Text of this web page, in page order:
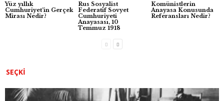
Yüz yıllık
Cumhuriyet’in Gerçek
Mirası Nedir?
Rus Sosyalist
Federatif Sovyet
Cumhuriyeti
Anayasası, 10
Temmuz 1918
Komünistlerin
Anayasa Konusunda
Referansları Nedir?
SEÇKI